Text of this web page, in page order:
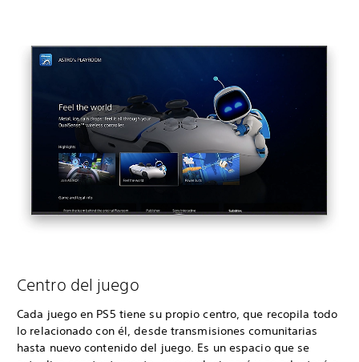
Centro del juego
Cada juego en PS5 tiene su propio centro, que recopila todo
lo relacionado con él, desde transmisiones comunitarias
hasta nuevo contenido del juego. Es un espacio que se